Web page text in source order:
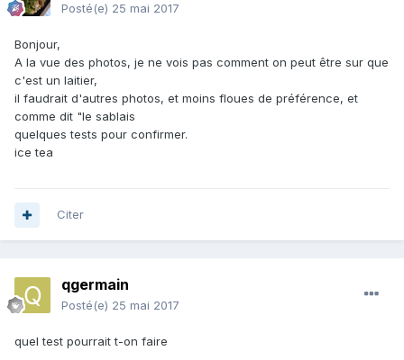
Posté(e) 25 mai 2017
Bonjour,
A la vue des photos, je ne vois pas comment on peut être sur que
c'est un laitier,
il faudrait d'autres photos, et moins floues de préférence, et
comme dit "le sablais
quelques tests pour confirmer.
ice tea
Citer
qgermain
Posté(e) 25 mai 2017
quel test pourrait t-on faire